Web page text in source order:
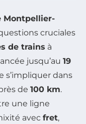
Montpellier-
cruciales
de trains à
jusqu’au 19
s’impliquer dans
de 100 km.
une ligne
avec fret,